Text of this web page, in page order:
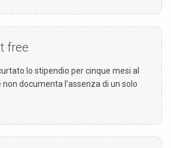
free
lo stipendio per cinque mesi al
documenta l’assenza di un solo